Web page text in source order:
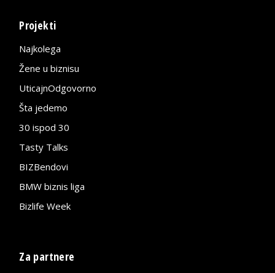
Projekti
Najkolega
Žene u biznisu
UticajnOdgovorno
Šta jedemo
30 ispod 30
Tasty Talks
BIZBendovi
BMW biznis liga
Bizlife Week
Za partnere